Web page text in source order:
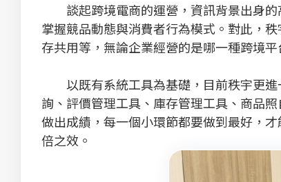
談起跨境電商的運營，資訊背景出身的
掌握競品動態與消費者行為模式。對此，
存共用等，無論企業經營的是哪一種跨境
以既有系統工具為基礎，目前秩宇更進
詢、評價管理工具、庫存管理工具、商品
做出成績，每一個小環節都要做到最好，
倍之效。